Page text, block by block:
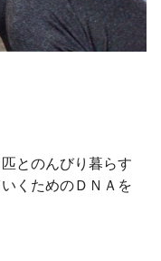
とのんびり暮らす
くためのＤＮＡを